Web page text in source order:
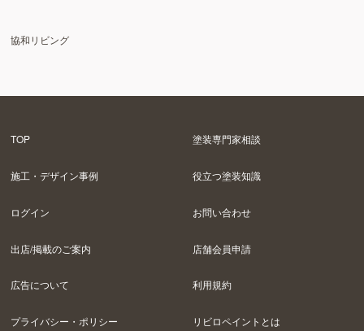
協和リビング
TOP 塗装専門家相談
施工・デザイン事例 役立つ塗装知識
ログイン お問い合わせ
出店/掲載のご案内 店舗会員申請
広告について 利用規約
プライバシー・ポリシー リビロペイントとは